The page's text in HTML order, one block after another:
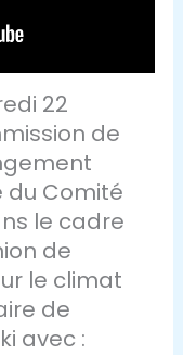
22
de
du Comité
le cadre
de
le climat
de
avec :